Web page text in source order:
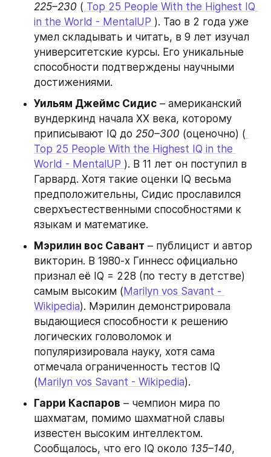
225–230 ( Top 25 People With the Highest IQ
in the World - MentalUP ). Тао в 2 года уже
умел складывать и читать, в 9 лет изучал
университетские курсы. Его уникальные
способности подтверждены научными
достижениями.
Уильям Джеймс Сидис – американский
вундеркинд начала XX века, которому
приписывают IQ до 250–300 (оценочно) (
Top 25 People With the Highest IQ in the
World - MentalUP ). В 11 лет он поступил в
Гарвард. Хотя такие оценки IQ весьма
предположительны, Сидис прославился
сверхъестественными способностями к
языкам и математике.
Мэрилин вос Савант – публицист и автор
викторин. В 1980-х Гиннесс официально
признал её IQ = 228 (по тесту в детстве)
самым высоким ( Marilyn vos Savant -
Wikipedia). Мэрилин демонстрировала
выдающиеся способности к решению
логических головоломок и
популяризировала науку, хотя сама
отмечала ограниченность тестов IQ
( Marilyn vos Savant - Wikipedia).
Гарри Каспаров – чемпион мира по
шахматам, помимо шахматной славы
известен высоким интеллектом.
Сообщалось, что его IQ около 135–140,